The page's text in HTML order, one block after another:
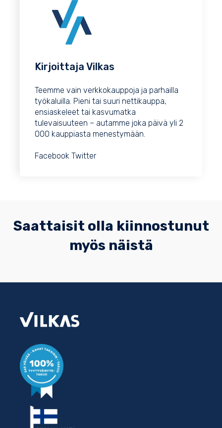
KirjoittajaVilkas
Teemme vain verkkokauppoja ja parhailla
työkaluilla. Pieni tai suuri nettikauppa,
ensiaskeleet tai kasvumatka
tulevaisuuteen – autamme joka päivä yli 2
000 kauppiasta menestymään.
Facebook Twitter
Saattaisit olla kiinnostunut
myös näistä